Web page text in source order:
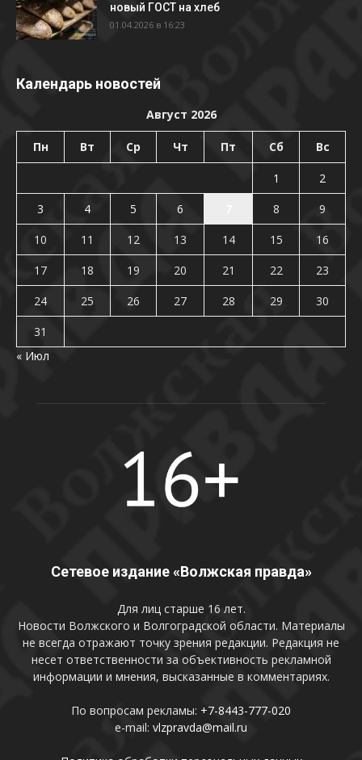
новый ГОСТ на хлеб
01.04.2026 в 16:23
Календарь новостей
Август 2026
Пн Вт Ср Чт Пт Сб Вс
1
2
3
4 5 6 8
9
10
11 12 13 14 15
16
17
18 19 20 21 22
23
24
25 26 27 28 29
30
31
« Июл
Сетевое издание «Волжская правда»
Для лиц старше 16 лет.
Новости Волжского и Волгоградской области. Материалы
не всегда отражают точку зрения редакции. Редакция не
несет ответственности за объективность рекламной
информации и мнения, высказанные в комментариях.
По вопросам рекламы: +7-8443-777-020
e-mail: vlzpravda@mail.ru